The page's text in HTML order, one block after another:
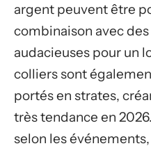
argent peuvent être
combinaison avec
audacieuses pour un
colliers sont
portés en strates,
très tendance en
selon les